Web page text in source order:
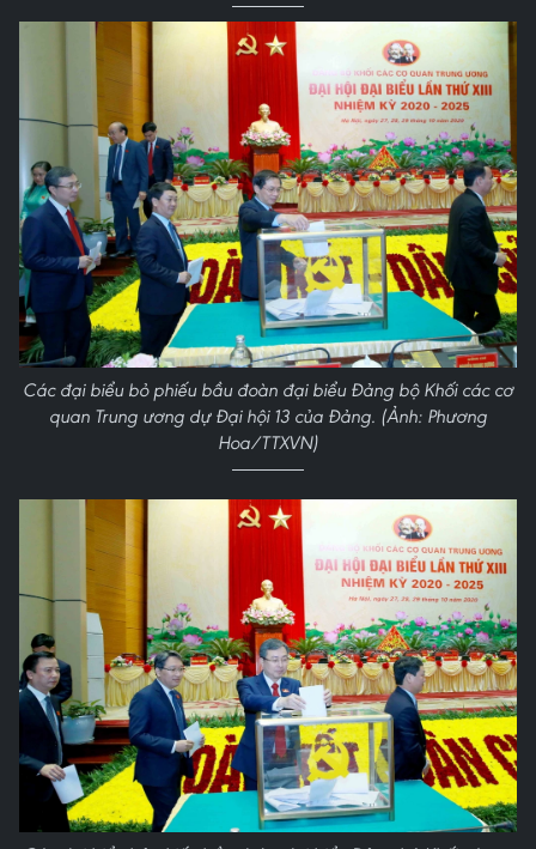
Các đại biểu bỏ phiếu bầu đoàn đại biểu Đảng bộ Khối các cơ
quan Trung ương dự Đại hội 13 của Đảng. (Ảnh: Phương
Hoa/TTXVN)